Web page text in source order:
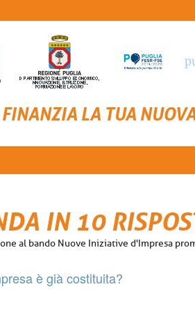
LA TUA
IN 10
al bando Nuove Iniziative d'Impresa
è già costituita?